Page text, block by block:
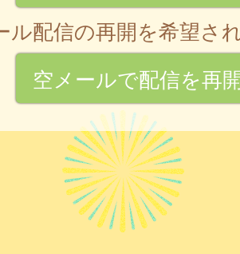
ル配信の再開を希望さ
空メールで配信を再